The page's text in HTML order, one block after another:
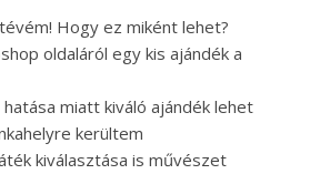
Hogy ez miként lehet?
oldaláról egy kis ajándék a
miatt kiváló ajándék lehet
kerültem
kiválasztása is művészet